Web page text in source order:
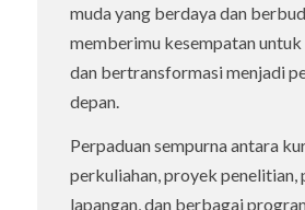
muda yang berdaya dan
memberimu kesempatan
dan bertransformasi menjadi
depan.
Perpaduan sempurna antara
perkuliahan, proyek penelitian,
lapangan, dan berbagai